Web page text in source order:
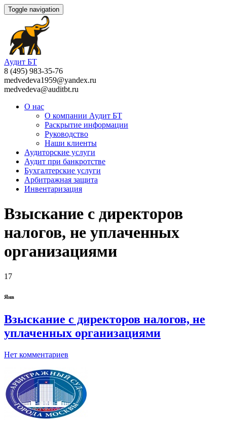
Toggle navigation
Аудит БТ
8 (495) 983-35-76
medvedeva1959@yandex.ru
medvedeva@auditbt.ru
О нас
О компании Аудит БТ
Раскрытие информации
Руководство
Наши клиенты
Аудиторские услуги
Аудит при банкротстве
Бухгалтерские услуги
Арбитражная защита
Инвентаризация
Взыскание с директоров
налогов, не уплаченных
организациями
17
Янв
Взыскание с директоров налогов, не
уплаченных организациями
Нет комментариев